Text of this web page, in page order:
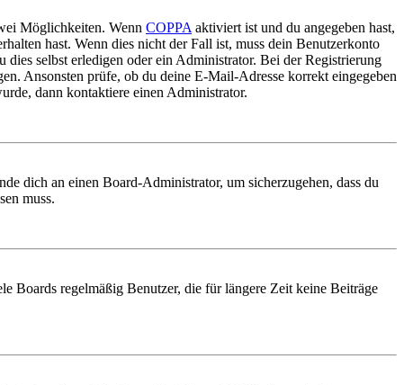
Möglichkeiten. Wenn COPPA aktiviert ist und du angegeben hast,
hast. Wenn dies nicht der Fall ist, muss dein Benutzerkonto
selbst erledigen oder ein Administrator. Bei der Registrierung
Ansonsten prüfe, ob du deine E-Mail-Adresse korrekt eingegeben
dann kontaktiere einen Administrator.
dich an einen Board-Administrator, um sicherzugehen, dass du
muss.
Boards regelmäßig Benutzer, die für längere Zeit keine Beiträge